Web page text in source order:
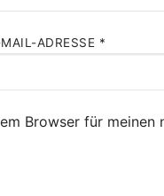
ADRESSE *
Browser für meinen